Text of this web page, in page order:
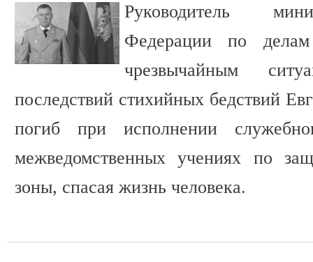
Руководитель
Федерации по
чрезвычайным
последствий стихийных бедствий
погиб при исполнении
межведомственных учениях по
зоны, спасая жизнь человека.